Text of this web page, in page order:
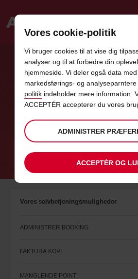
HVORDAN
Vores selvbetjeningsmuligheder
ADMINISTRER BOOKING
FAKTURA KOPI
MANGLENDE POINT
Vores cookie-politik
Vi bruger cookies til at vise dig
analyser og til at forbedre din
hjemmeside. Vi deler også data
markedsførings- og
politik indeholder mere information.
ACCEPTÉR accepterer du vores
ADMINISTRER
ACCEPTÉR OG